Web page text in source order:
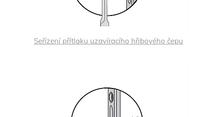
Seřízení přítlaku uzavíracího hřibového čepu